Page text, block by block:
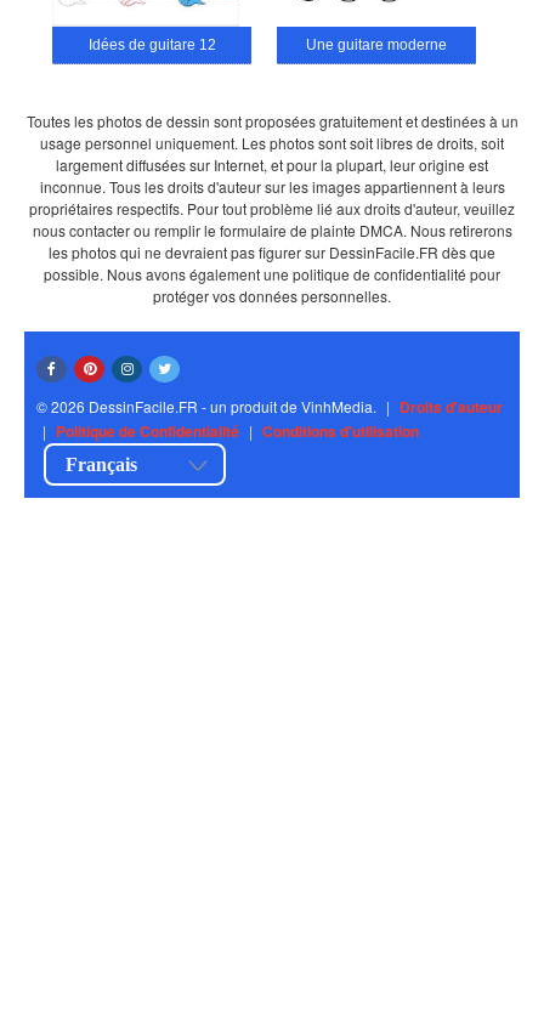
Idées de guitare 12 Une guitare moderne
Toutes les photos de dessin sont proposées gratuitement et destinées à un
usage personnel uniquement. Les photos sont soit libres de droits, soit
largement diffusées sur Internet, et pour la plupart, leur origine est
inconnue. Tous les droits d'auteur sur les images appartiennent à leurs
propriétaires respectifs. Pour tout problème lié aux droits d'auteur, veuillez
nous contacter ou remplir le formulaire de plainte DMCA. Nous retirerons
les photos qui ne devraient pas figurer sur DessinFacile.FR dès que
possible. Nous avons également une politique de confidentialité pour
protéger vos données personnelles.
© 2026 DessinFacile.FR - un produit de VinhMedia. | Droits d'auteur
| Politique de Confidentialité | Conditions d'utilisation
Français